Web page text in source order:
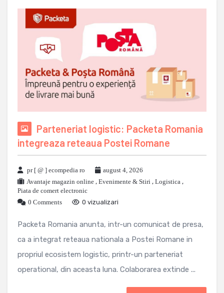
Parteneriat logistic: Packeta Romania
integreaza reteaua Postei Romane
pr [ @ ] ecompedia ro
august 4, 2026
Avantaje magazin online , Evenimente & Stiri , Logistica ,
Piata de comert electronic
0 Comments
0 vizualizari
Packeta Romania anunta, intr-un comunicat de presa,
ca a integrat reteaua nationala a Postei Romane in
propriul ecosistem logistic, printr-un parteneriat
operational, din aceasta luna. Colaborarea extinde ...